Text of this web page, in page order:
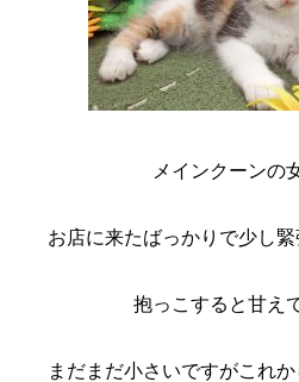
メインクーンの
お店に来たばっかりで少し
抱っこすると甘え
まだまだ小さいですがこれ